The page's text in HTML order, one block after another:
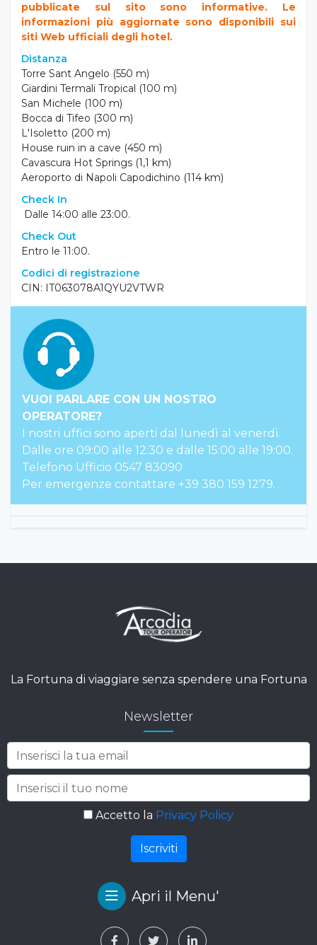
pubblicate sul sito sono informative. Le
informazioni più aggiornate sono disponibili sui
siti Web ufficiali degli hotel.
Distanza
Torre Sant Angelo (550 m)
Giardini Termali Tropical (100 m)
San Michele (100 m)
Bocca di Tifeo (300 m)
L'Isoletto (200 m)
House ruin in a cave (450 m)
Cavascura Hot Springs (1,1 km)
Aeroporto di Napoli Capodichino (114 km)
Check In
Dalle 14:00 alle 23:00.
Check Out
Entro le 11:00.
Codici di registrazione
CIN: IT063078A1QYU2VTWR
VUOI PARLARE CON UN NOSTRO
OPERATORE?
I nostri uffici sono aperti dal lunedì al venerdì.
Dalle ore 09:00 alle 12:30 e dalle 15:00 alle 19:00.
Telefono Ufficio 0547 83090
Per emergenze contattare +39 380 159 1279.
La Fortuna di viaggiare senza spendere una Fortuna
Newsletter
Accetto la Privacy Policy
Apri il Menu'